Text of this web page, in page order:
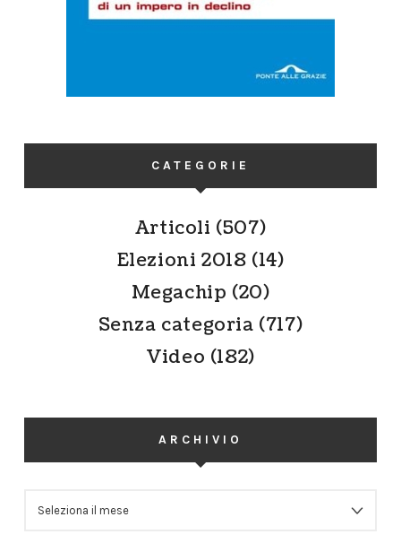
CATEGORIE
Articoli (507)
Elezioni 2018 (14)
Megachip (20)
Senza categoria (717)
Video (182)
ARCHIVIO